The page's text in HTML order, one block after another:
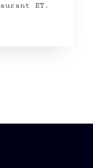
ET.